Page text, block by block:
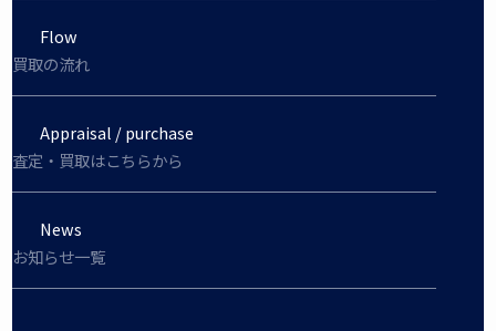
Flow
買取の流れ
Appraisal / purchase
査定・買取はこちらから
News
お知らせ一覧